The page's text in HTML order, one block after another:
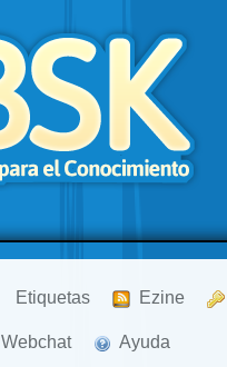
Etiquetas Ezine
Webchat Ayuda